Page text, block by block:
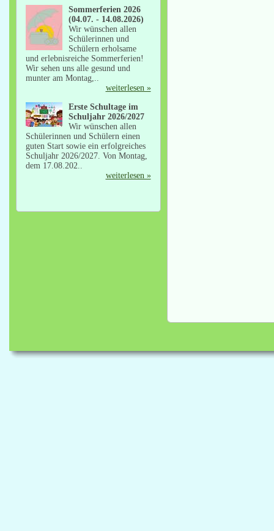
Sommerferien 2026
(04.07. - 14.08.2026)
Wir wünschen allen
Schülerinnen und
Schülern erholsame
und erlebnisreiche Sommerferien!
Wir sehen uns alle gesund und
munter am Montag,..
weiterlesen »
Erste Schultage im
Schuljahr 2026/2027
Wir wünschen allen
Schülerinnen und Schülern einen
guten Start sowie ein erfolgreiches
Schuljahr 2026/2027. Von Montag,
dem 17.08.202..
weiterlesen »